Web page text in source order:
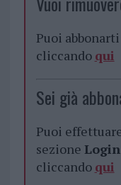
Puoi
cliccando qui
Sei già
Puoi
sezione Login
cliccando qui